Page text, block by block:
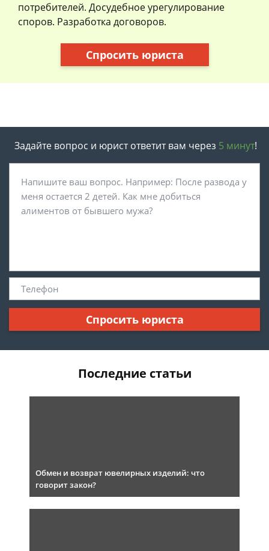
потребителей. Досудебное урегулирование
споров. Разработка договоров.
Спросить юриста
Задайте вопрос и юрист ответит вам через 5 минут!
Спросить юриста
Последние статьи
Обмен и возврат ювелирных изделий: что
говорит закон?